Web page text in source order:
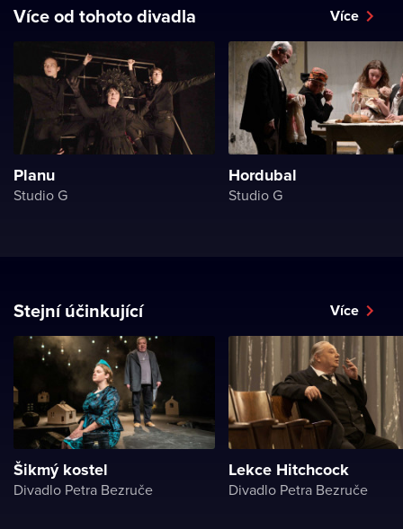
Více od tohoto divadla Více
Planu
Studio G
Hordubal
Studio G
Stejní účinkující Více
Šikmý kostel
Divadlo Petra Bezruče
Lekce Hitchcock
Divadlo Petra Bezruče